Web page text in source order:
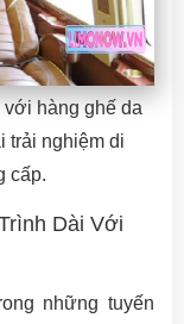
với hàng ghế da
trải nghiệm di
cấp.
Dài Với
những tuyến